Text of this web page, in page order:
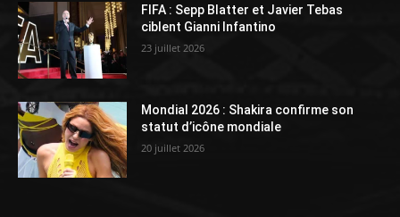
FIFA : Sepp Blatter et Javier Tebas
ciblent Gianni Infantino
23 juillet 2026
Mondial 2026 : Shakira confirme son
statut d’icône mondiale
20 juillet 2026